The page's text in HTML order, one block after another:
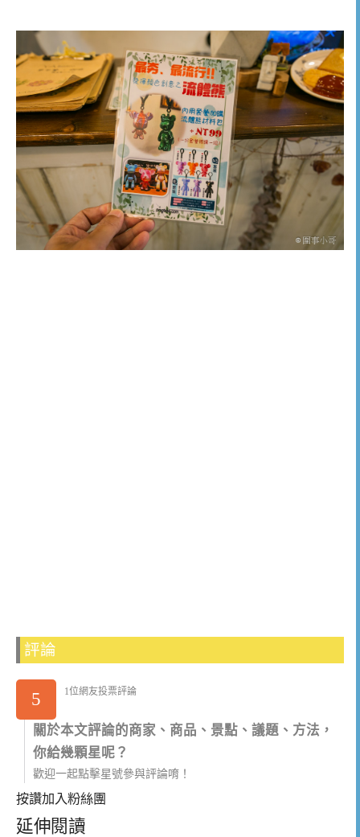
評論
5 1位網友投票評論
關於本文評論的商家、商品、景點、議題、方法，
你給幾顆星呢？
歡迎一起點擊星號參與評論唷！
按讚加入粉絲團
延伸閱讀